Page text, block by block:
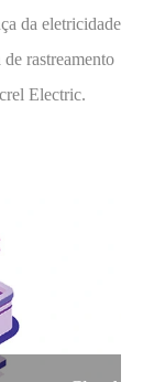
da eletricidade
rastreamento
Electric.